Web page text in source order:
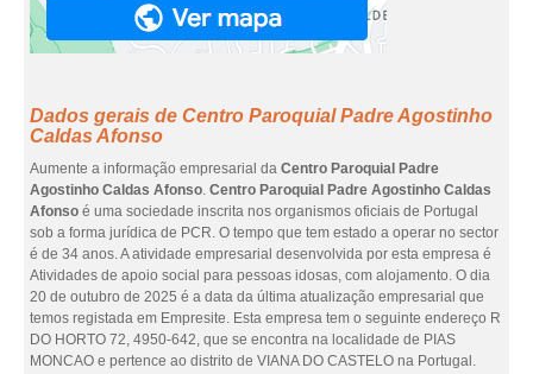
Dados gerais de Centro Paroquial Padre Agostinho
Caldas Afonso
Aumente a informação empresarial da Centro Paroquial Padre
Agostinho Caldas Afonso. Centro Paroquial Padre Agostinho Caldas
Afonso é uma sociedade inscrita nos organismos oficiais de Portugal
sob a forma jurídica de PCR. O tempo que tem estado a operar no sector
é de 34 anos. A atividade empresarial desenvolvida por esta empresa é
Atividades de apoio social para pessoas idosas, com alojamento. O dia
20 de outubro de 2025 é a data da última atualização empresarial que
temos registada em Empresite. Esta empresa tem o seguinte endereço R
DO HORTO 72, 4950-642, que se encontra na localidade de PIAS
MONCAO e pertence ao distrito de VIANA DO CASTELO na Portugal.